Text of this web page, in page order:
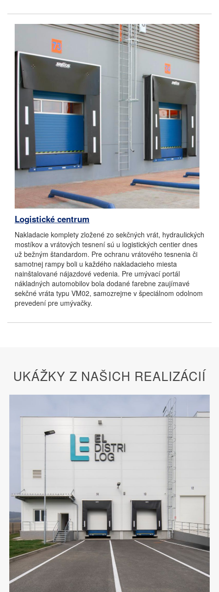
Logistické centrum
Nakladacie komplety zložené zo sekčných vrát, hydraulických
mostíkov a vrátových tesnení sú u logistických centier dnes
už bežným štandardom. Pre ochranu vrátového tesnenia či
samotnej rampy boli u každého nakladacieho miesta
nainštalované nájazdové vedenia. Pre umývací portál
nákladných automobilov bola dodané farebne zaujímavé
sekčné vráta typu VM02, samozrejme v špeciálnom odolnom
prevedení pre umývačky.
UKÁŽKY Z NAŠICH REALIZÁCIÍ